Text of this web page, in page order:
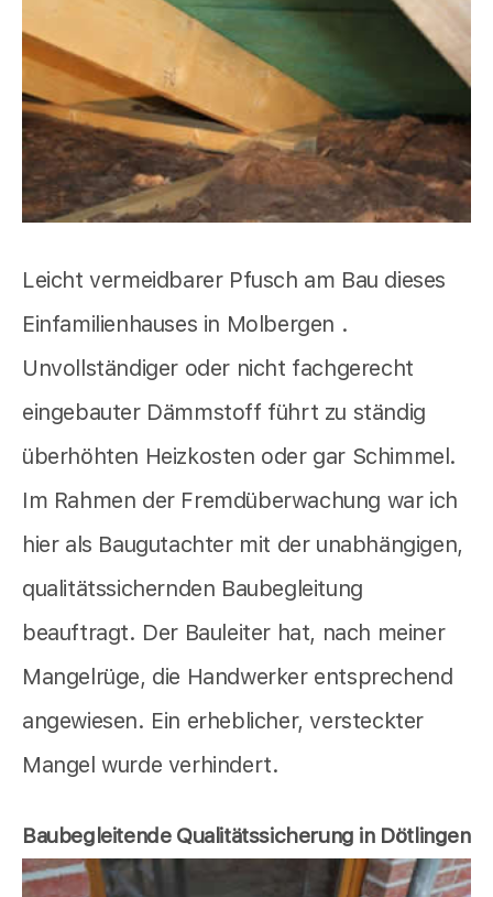
Leicht vermeidbarer Pfusch am Bau dieses
Einfamilienhauses in Molbergen .
Unvollständiger oder nicht fachgerecht
eingebauter Dämmstoff führt zu ständig
überhöhten Heizkosten oder gar Schimmel.
Im Rahmen der Fremdüberwachung war ich
hier als Baugutachter mit der unabhängigen,
qualitätssichernden Baubegleitung
beauftragt. Der Bauleiter hat, nach meiner
Mangelrüge, die Handwerker entsprechend
angewiesen. Ein erheblicher, versteckter
Mangel wurde verhindert.
Baubegleitende Qualitätssicherung in Dötlingen